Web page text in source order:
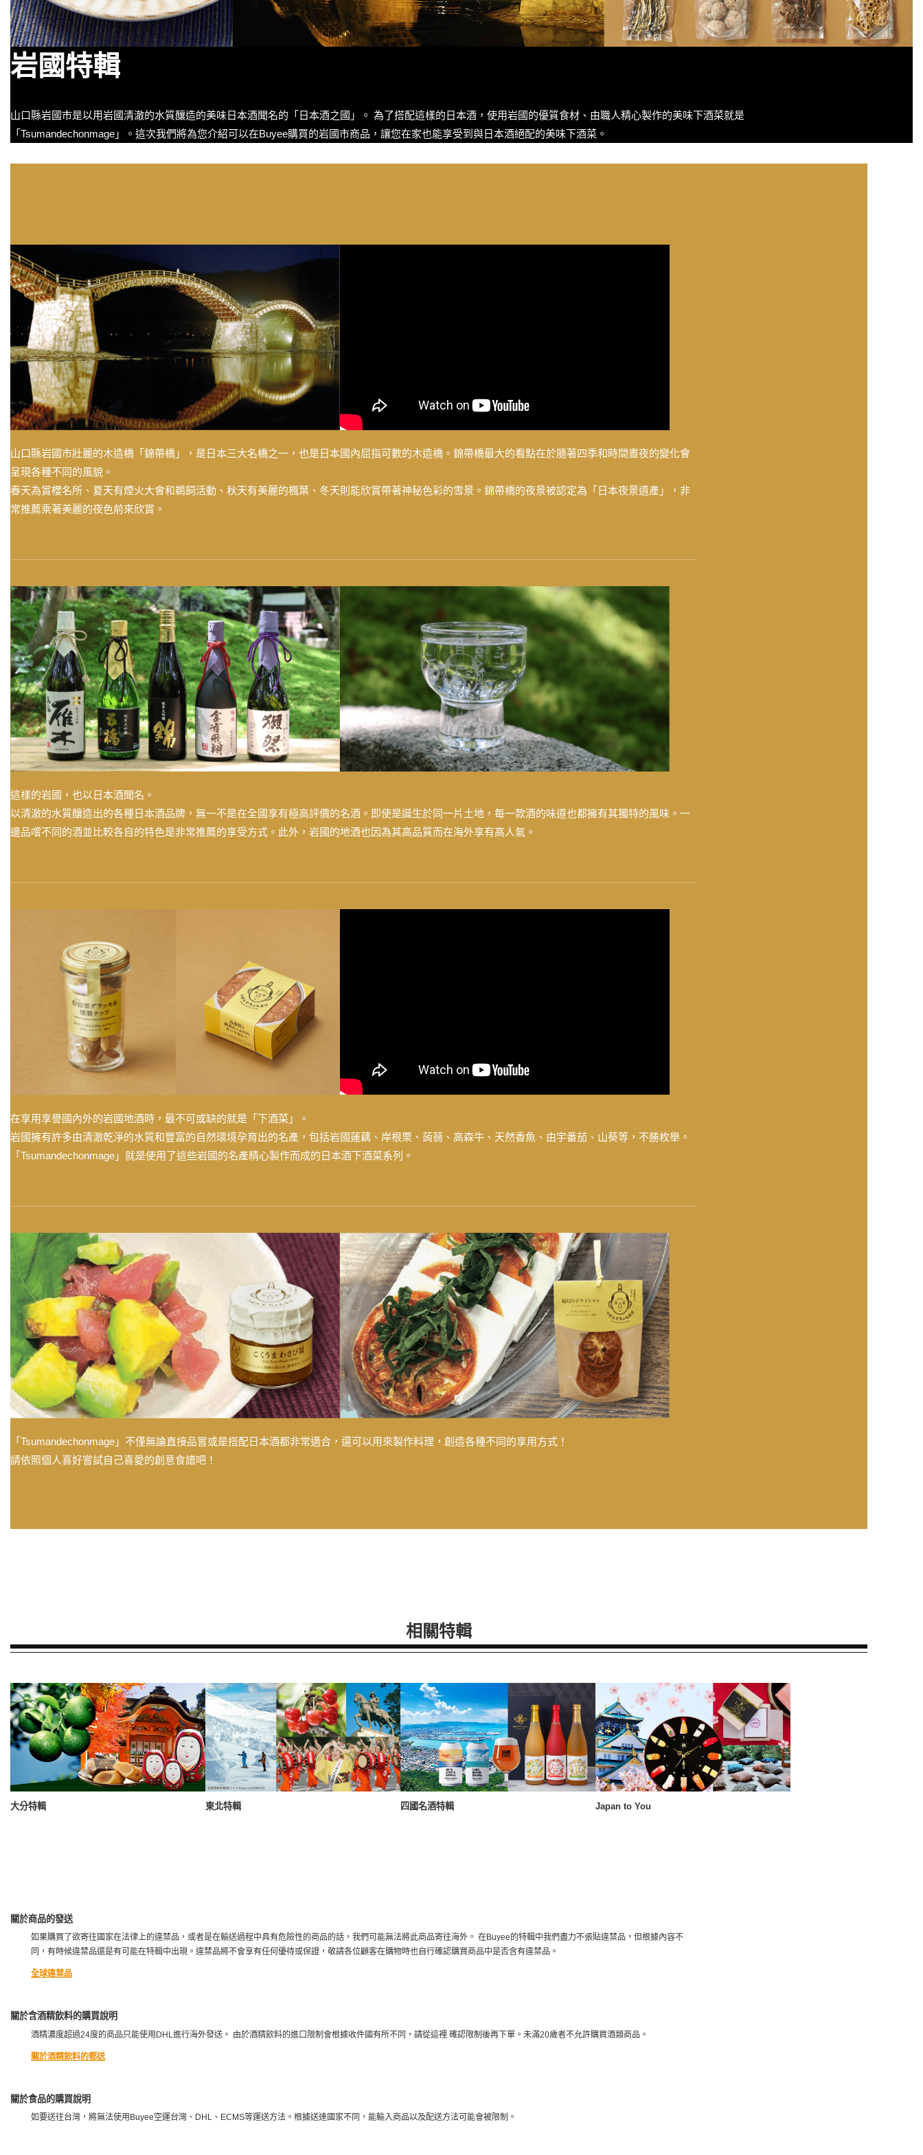
岩國特輯
山口縣岩國市是以用岩國清澈的水質釀造的美味日本酒聞名的「日本酒之國」。 為了搭配這樣的日本酒，使用岩國的優質食材、由職人精心製作的美味下酒菜就是
「Tsumandechonmage」。這次我們將為您介紹可以在Buyee購買的岩國市商品，讓您在家也能享受到與日本酒絕配的美味下酒菜。
山口縣岩國市壯麗的木造橋「錦帶橋」，是日本三大名橋之一，也是日本國內屈指可數的木造橋。錦帶橋最大的看點在於隨著四季和時間晝夜的變化會
呈現各種不同的風貌。
春天為賞櫻名所、夏天有煙火大會和鵜飼活動、秋天有美麗的楓葉、冬天則能欣賞帶著神秘色彩的雪景。錦帶橋的夜景被認定為「日本夜景遺產」，非
常推薦乘著美麗的夜色前來欣賞。
這樣的岩國，也以日本酒聞名。
以清澈的水質釀造出的各種日本酒品牌，無一不是在全國享有極高評價的名酒。即使是誕生於同一片土地，每一款酒的味道也都擁有其獨特的風味。一
邊品嚐不同的酒並比較各自的特色是非常推薦的享受方式。此外，岩國的地酒也因為其高品質而在海外享有高人氣。
在享用享譽國內外的岩國地酒時，最不可或缺的就是「下酒菜」。
岩國擁有許多由清澈乾淨的水質和豐富的自然環境孕育出的名產，包括岩國蓮藕、岸根栗、蒟蒻、高森牛、天然香魚、由宇番茄、山葵等，不勝枚舉。
「Tsumandechonmage」就是使用了這些岩國的名產精心製作而成的日本酒下酒菜系列。
「Tsumandechonmage」不僅無論直接品嘗或是搭配日本酒都非常適合，還可以用來製作料理，創造各種不同的享用方式！
請依照個人喜好嘗試自己喜愛的創意食譜吧！
相關特輯
大分特輯 東北特輯 四國名酒特輯 Japan to You
關於商品的發送
如果購買了欲寄往國家在法律上的違禁品，或者是在輸送過程中具有危險性的商品的話，我們可能無法將此商品寄往海外。 在Buyee的特輯中我們盡力不張貼違禁品，但根據內容不
同，有時候違禁品還是有可能在特輯中出現。違禁品將不會享有任何優待或保證，敬請各位顧客在購物時也自行確認購買商品中是否含有違禁品。
全球違禁品
關於含酒精飲料的購買說明
酒精濃度超過24度的商品只能使用DHL進行海外發送。 由於酒精飲料的進口限制會根據收件國有所不同，請從這裡 確認限制後再下單。未滿20歲者不允許購買酒類商品。
關於酒精飲料的郵送
關於食品的購買說明
如要送往台灣，將無法使用Buyee空運台灣、DHL、ECMS等運送方法。根據送達國家不同，能輸入商品以及配送方法可能會被限制。